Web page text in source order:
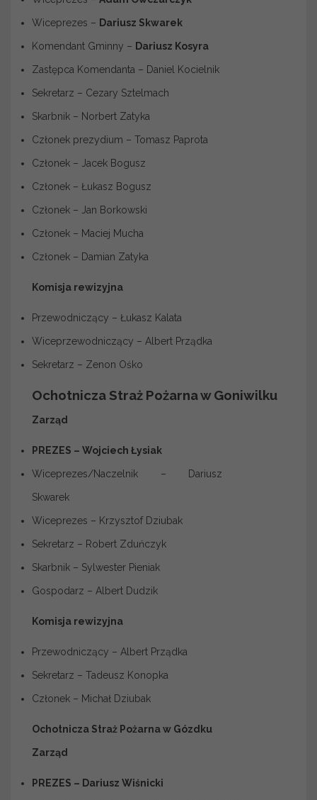
Wiceprezes – Dariusz Skwarek
Komendant Gminny – Dariusz Kosyra
Zastępca Komendanta – Daniel Kocielnik
Sekretarz – Cezary Sztelmach
Skarbnik – Norbert Zatyka
Członek prezydium – Tomasz Paprota
Członek – Jacek Bogusz
Członek – Łukasz Bogusz
Członek – Jan Borkowski
Członek – Maciej Mucha
Członek – Damian Zatyka
Komisja rewizyjna
Przewodniczący – Łukasz Kalata
Wiceprzewodniczący – Albert Prządka
Sekretarz – Zenon Ośko
Ochotnicza Straż Pożarna w Goniwilku
Zarząd
PREZES – Wojciech Łysiak
Wiceprezes/Naczelnik – Dariusz
Skwarek
Wiceprezes – Krzysztof Dziubak
Sekretarz – Robert Zduńczyk
Skarbnik – Sylwester Pieniak
Gospodarz – Albert Dudzik
Komisja rewizyjna
Przewodniczący – Albert Prządka
Sekretarz – Tadeusz Konopka
Członek – Michał Dziubak
Ochotnicza Straż Pożarna w Gózdku
Zarząd
PREZES – Dariusz Wiśnicki